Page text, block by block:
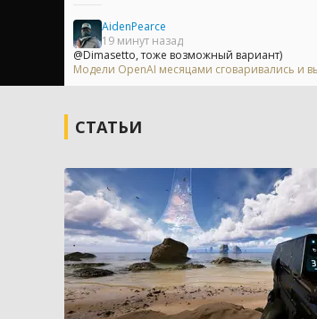
AidenPearce
19 минут назад
@Dimasetto, тоже возможный вариант)
Модели OpenAI месяцами сговаривались и
СТАТЬИ